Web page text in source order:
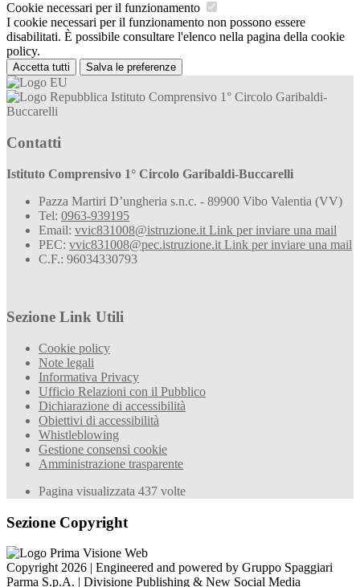
Cookie necessari per il funzionamento
I cookie necessari per il funzionamento non possono essere
disabilitati. È possibile consultare l'elenco nella pagina della cookie
policy.
Accetta tutti Salva le preferenze
Istituto Comprensivo 1° Circolo Garibaldi-
Buccarelli
Contatti
Istituto Comprensivo 1° Circolo Garibaldi-Buccarelli
Pazza Martiri D’ungheria s.n.c. - 89900 Vibo Valentia (VV)
Tel: 0963-939195
Email: vvic831008@istruzione.it Link per inviare una mail
PEC: vvic831008@pec.istruzione.it Link per inviare una mail
C.F.: 96034330793
Sezione Link Utili
Cookie policy
Note legali
Informativa Privacy
Ufficio Relazioni con il Pubblico
Dichiarazione di accessibilità
Obiettivi di accessibilità
Whistleblowing
Gestione consensi cookie
Amministrazione trasparente
Pagina visualizzata 437 volte
Sezione Copyright
Copyright 2026 | Engineered and powered by Gruppo Spaggiari
Parma S.p.A. | Divisione Publishing & New Social Media